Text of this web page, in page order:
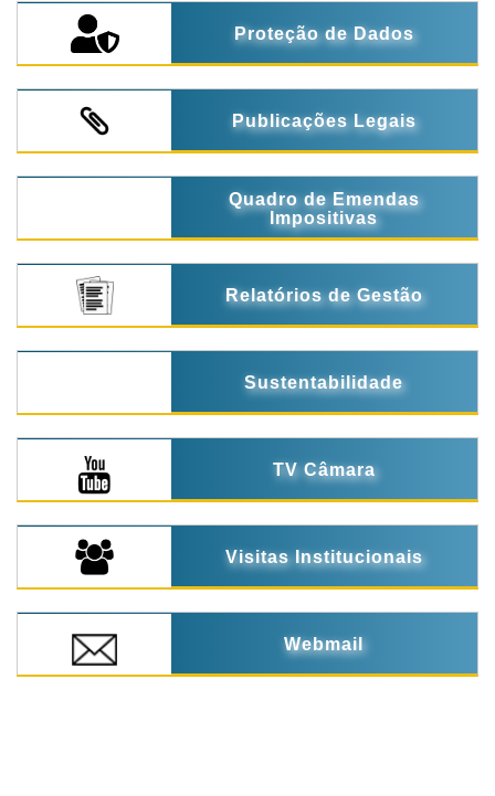
Proteção de Dados
Publicações Legais
Quadro de Emendas
Impositivas
Relatórios de Gestão
Sustentabilidade
TV Câmara
Visitas Institucionais
Webmail